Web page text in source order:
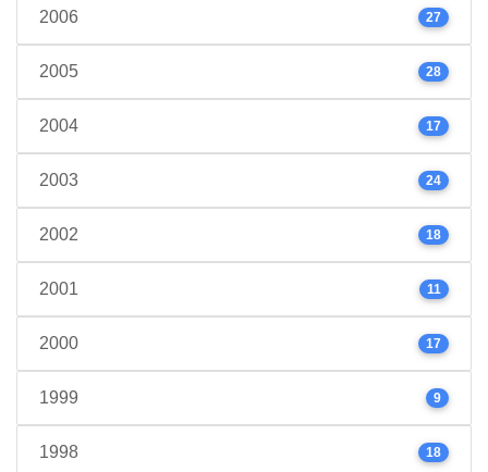
2006 27
2005 28
2004 17
2003 24
2002 18
2001 11
2000 17
1999 9
1998 18